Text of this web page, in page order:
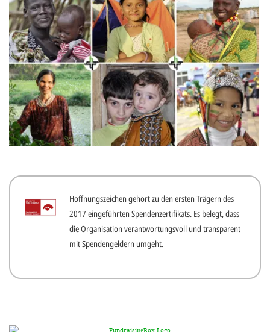
Hoffnungszeichen gehört zu den ersten Trägern des
2017 eingeführten Spendenzertifikats. Es belegt, dass
die Organisation verantwortungsvoll und transparent
mit Spendengeldern umgeht.
nutzen
Cookies zu
helfen
Online-